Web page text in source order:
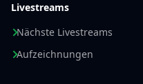
Livestreams
Nächste Livestreams
Aufzeichnungen